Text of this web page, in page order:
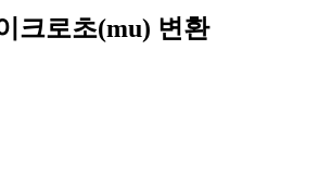
크로초(mu) 변환